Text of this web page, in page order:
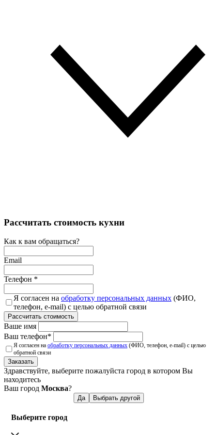
Рассчитать стоимость кухни
Как к вам обращаться?
Email
Телефон *
Я согласен на обработку персональных данных (ФИО,
телефон, e-mail) с целью обратной связи
Рассчитать стоимость
Ваше имя
Ваш телефон*
Я согласен на обработку персональных данных (ФИО, телефон, e-mail) с целью
обратной связи
Заказать
Здравствуйте, выберите пожалуйста город в котором Вы
находитесь
Ваш город Москва?
Да Выбрать другой
Выберите город